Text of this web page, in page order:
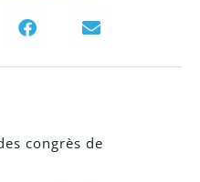
congrès de